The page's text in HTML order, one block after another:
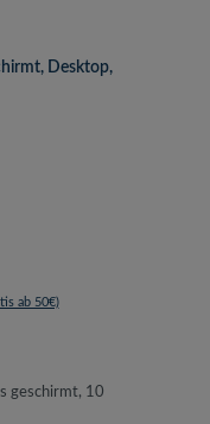
Desktop,
ab 50€)